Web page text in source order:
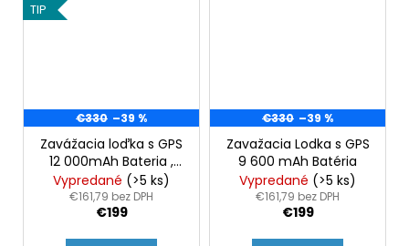
TIP
€330 –39 %
Zavážacia loďka s GPS
12 000mAh Bateria ,
žlto-čierna
Vypredané (>5 ks)
€161,79 bez DPH
€199
€330 –39 %
Zavažacia Lodka s GPS
9 600 mAh Batéria
Vypredané (>5 ks)
€161,79 bez DPH
€199